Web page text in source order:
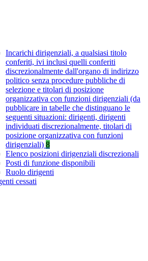
Incarichi dirigenziali, a qualsiasi titolo
conferiti, ivi inclusi quelli conferiti
discrezionalmente dall'organo di indirizzo
politico senza procedure pubbliche di
selezione e titolari di posizione
organizzativa con funzioni dirigenziali (da
pubblicare in tabelle che distinguano le
seguenti situazioni: dirigenti, dirigenti
individuati discrezionalmente, titolari di
posizione organizzativa con funzioni
dirigenziali) 8
Elenco posizioni dirigenziali discrezionali
Posti di funzione disponibili
Ruolo dirigenti
cessati